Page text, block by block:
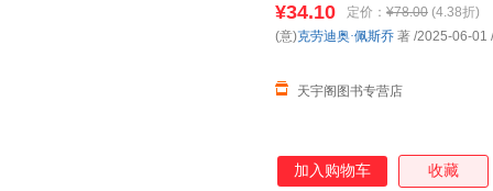
¥34.10 定价： ¥78.00 (4.38折)
天宇阁图书专营店
(意)克劳迪奥·佩斯乔 著 /2025-06-01 /
加入购物车 收藏